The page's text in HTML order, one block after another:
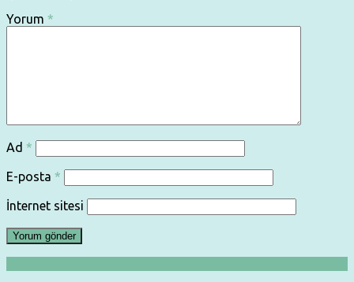
Yorum *
Ad *
E-posta *
İnternet sitesi